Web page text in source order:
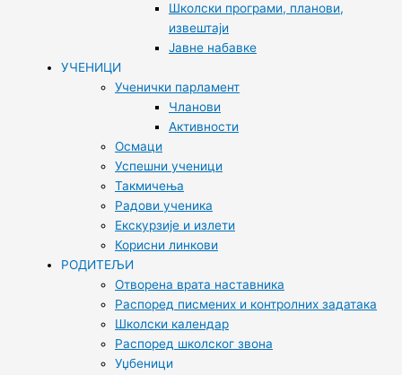
Школски програми, планови,
извештаји
Јавне набавке
УЧЕНИЦИ
Ученички парламент
Чланови
Активности
Осмаци
Успешни ученици
Такмичења
Радови ученика
Екскурзије и излети
Корисни линкови
РОДИТЕЉИ
Отворена врата наставника
Распоред писмених и контролних задатака
Школски календар
Распоред школског звона
Уџбеници